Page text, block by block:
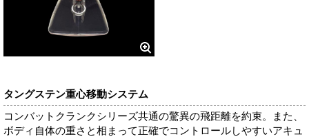
タングステン重心移動システム
コンバットクランクシリーズ共通の驚異の飛距離を約束。また、
ボディ自体の重さと相まって正確でコントロールしやすいアキュ